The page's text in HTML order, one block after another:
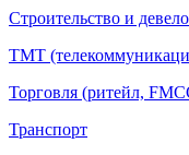
Строительство и
ТМТ
Торговля (ритейл,
Транспорт